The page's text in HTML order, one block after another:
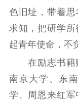
色旧址，带着
求知，把研学
起青年使命，不
在励志书籍赠
南京大学、东
学、周恩来红